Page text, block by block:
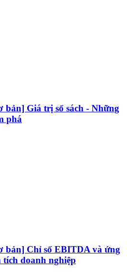
bản] Giá trị sổ sách - Những
phá
bản] Chỉ số EBITDA và ứng
doanh nghiệp